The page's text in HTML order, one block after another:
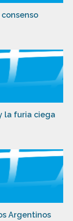
la furia ciega
Argentinos